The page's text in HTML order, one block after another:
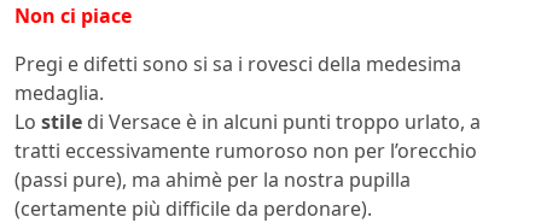
Non ci piace
Pregi e difetti sono si sa i rovesci della medesima
medaglia.
Lo stile di Versace è in alcuni punti troppo urlato, a
tratti eccessivamente rumoroso non per l’orecchio
(passi pure), ma ahimè per la nostra pupilla
(certamente più difficile da perdonare).